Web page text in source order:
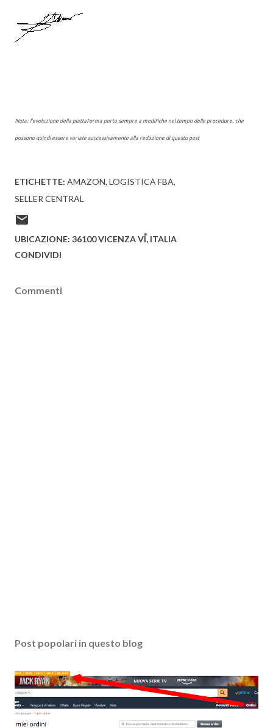
Nota: l'evoluzione della piattaforma porta sempre a modifiche nel tempo delle procedure, che
possono quindi essere variate successivamente alla redazione di questo post
ETICHETTE: AMAZON LOGISTICA FBA
SELLER CENTRAL
UBICAZIONE: 36100 VICENZA VI, ITALIA
CONDIVIDI
Commenti
Post popolari in questo blog